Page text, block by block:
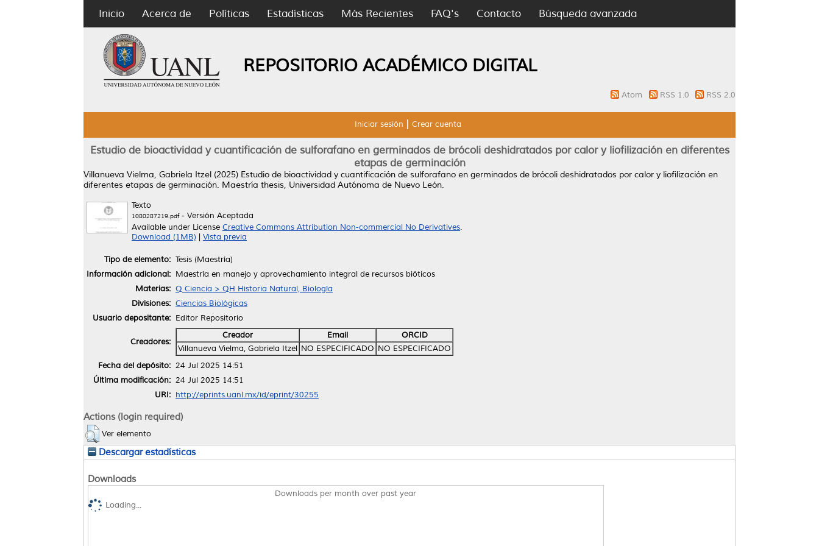
Inicio Acerca de Políticas Estadísticas Más Recientes FAQ's Contacto Búsqueda avanzada
REPOSITORIO ACADÉMICO DIGITAL
Atom RSS 1.0 RSS 2.0
Iniciar sesión Crear cuenta
Estudio de bioactividad y cuantificación de sulforafano en germinados de brócoli deshidratados por calor y liofilización en diferentes
etapas de germinación
Villanueva Vielma, Gabriela Itzel (2025) Estudio de bioactividad y cuantificación de sulforafano en germinados de brócoli deshidratados por calor y liofilización en
diferentes etapas de germinación. Maestría thesis, Universidad Autónoma de Nuevo León.
Texto
1080287219.pdf- Versión Aceptada
Available under License Creative Commons Attribution Non-commercial No Derivatives.
Download (1MB)
Vista previa
Tipo de elemento: Tesis (Maestría)
Información adicional: Maestría en manejo y aprovechamiento integral de recursos bióticos
Materias: Q Ciencia > QH Historia Natural, Biología
Divisiones: Ciencias Biológicas
Usuario depositante: Editor Repositorio
Creadores:
Creador Email
ORCID
Villanueva Vielma, Gabriela Itzel NO ESPECIFICADO NO ESPECIFICADO
Fecha del depósito: 24 Jul 2025 14:51
Última modificación: 24 Jul 2025 14:51
URI: http://eprints.uanl.mx/id/eprint/30255
Actions (login required)
Ver elemento
Descargar estadísticas
Downloads
Downloads per month over past year
Loading...